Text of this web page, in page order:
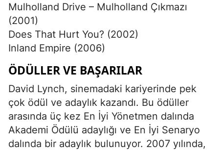
Mulholland Drive – Mulholland Çıkmazı
(2001)
Does That Hurt You? (2002)
Inland Empire (2006)
ÖDÜLLER VE BAŞARILAR
David Lynch, sinemadaki kariyerinde pek
çok ödül ve adaylık kazandı. Bu ödüller
arasında üç kez En İyi Yönetmen dalında
Akademi Ödülü adaylığı ve En İyi Senaryo
dalında bir adaylık bulunuyor. 2007 yılında,